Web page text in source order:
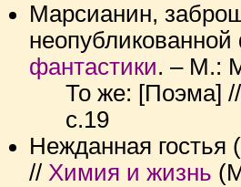
Марсианин,
фантастики. – М.:
То же: [Поэма]
с.19
Нежданная гостья
// Химия и жизнь